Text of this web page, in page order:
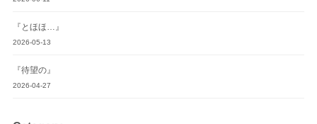
『とほほ…』
2026-05-13
『待望の』
2026-04-27